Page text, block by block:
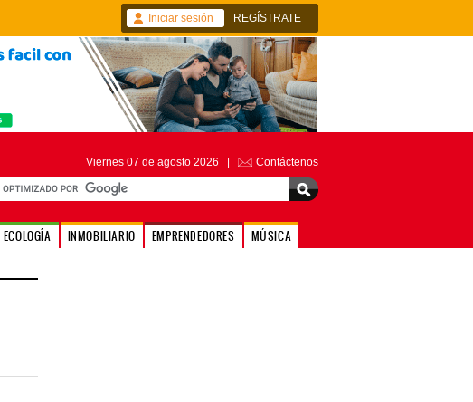
Iniciar sesión REGÍSTRATE
Viernes 07 de agosto 2026 | Contáctenos
ECOLOGÍA INMOBILIARIO EMPRENDEDORES MÚSICA